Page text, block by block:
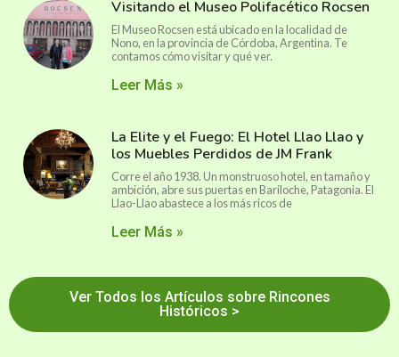
Visitando el Museo Polifacético Rocsen
El Museo Rocsen está ubicado en la localidad de
Nono, en la provincia de Córdoba, Argentina. Te
contamos cómo visitar y qué ver.
Leer Más »
La Elite y el Fuego: El Hotel Llao Llao y
los Muebles Perdidos de JM Frank
Corre el año 1938. Un monstruoso hotel, en tamaño y
ambición, abre sus puertas en Bariloche, Patagonia. El
Llao-Llao abastece a los más ricos de
Leer Más »
Ver Todos los Artículos sobre Rincones
Históricos >